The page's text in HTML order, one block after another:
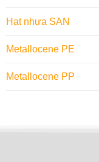
Hạt nhựa SAN
Metallocene PE
Metallocene PP